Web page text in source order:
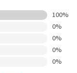
100%
0%
0%
0%
0%